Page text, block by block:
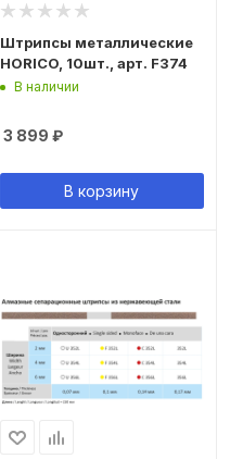
Штрипсы металлические
HORICO, 10шт., арт. F374
В наличии
3 899 ₽
В корзину